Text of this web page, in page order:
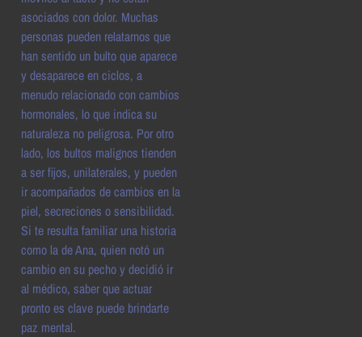
asociados con dolor. Muchas
personas pueden relatarnos que
han sentido un bulto que aparece
y desaparece en ciclos, a
menudo relacionado con cambios
hormonales, lo que indica su
naturaleza no peligrosa. Por otro
lado, los bultos malignos tienden
a ser fijos, unilaterales, y pueden
ir acompañados de cambios en la
piel, secreciones o sensibilidad.
Si te resulta familiar una historia
como la de Ana, quien notó un
cambio en su pecho y decidió ir
al médico, saber que actuar
pronto es clave puede brindarte
paz mental.